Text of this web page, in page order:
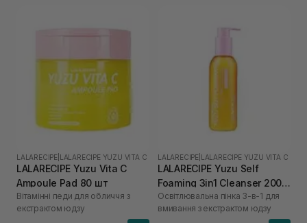
LALARECIPE LALARECIPE YUZU VITA C
LALARECIPE Yuzu Vita C
Ampoule Pad 80 шт
Вітамінні педи для обличчя з
екстрактом юдзу
LALARECIPE LALARECIPE YUZU VITA C
LALARECIPE Yuzu Self
Foaming 3in1 Cleanser 200
мл
Освітлювальна пінка 3-в-1 для
вмивання з екстрактом юдзу